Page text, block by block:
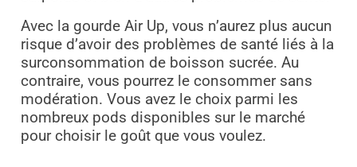
Avec la gourde Air Up, vous n’aurez plus aucun
risque d’avoir des problèmes de santé liés à la
surconsommation de boisson sucrée. Au
contraire, vous pourrez le consommer sans
modération. Vous avez le choix parmi les
nombreux pods disponibles sur le marché
pour choisir le goût que vous voulez.